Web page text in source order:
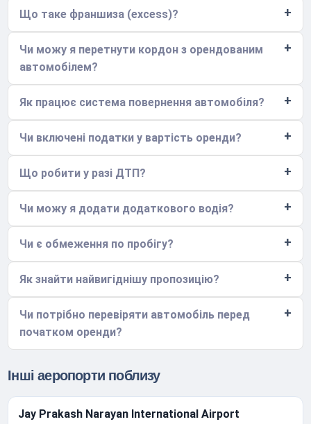
Що таке франшиза (excess)?
Чи можу я перетнути кордон з орендованим
автомобілем?
Як працює система повернення автомобіля?
Чи включені податки у вартість оренди?
Що робити у разі ДТП?
Чи можу я додати додаткового водія?
Чи є обмеження по пробігу?
Як знайти найвигіднішу пропозицію?
Чи потрібно перевіряти автомобіль перед
початком оренди?
Інші аеропорти поблизу
Jay Prakash Narayan International Airport